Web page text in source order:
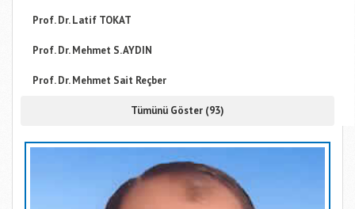
Prof. Dr. Latif TOKAT
Prof. Dr. Mehmet S. AYDIN
Prof. Dr. Mehmet Sait Reçber
Tümünü Göster (93)